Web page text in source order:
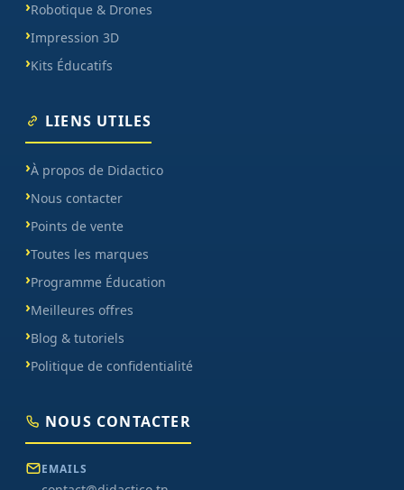
Robotique & Drones
Impression 3D
Kits Éducatifs
LIENS UTILES
À propos de Didactico
Nous contacter
Points de vente
Toutes les marques
Programme Éducation
Meilleures offres
Blog & tutoriels
Politique de confidentialité
NOUS CONTACTER
EMAILS